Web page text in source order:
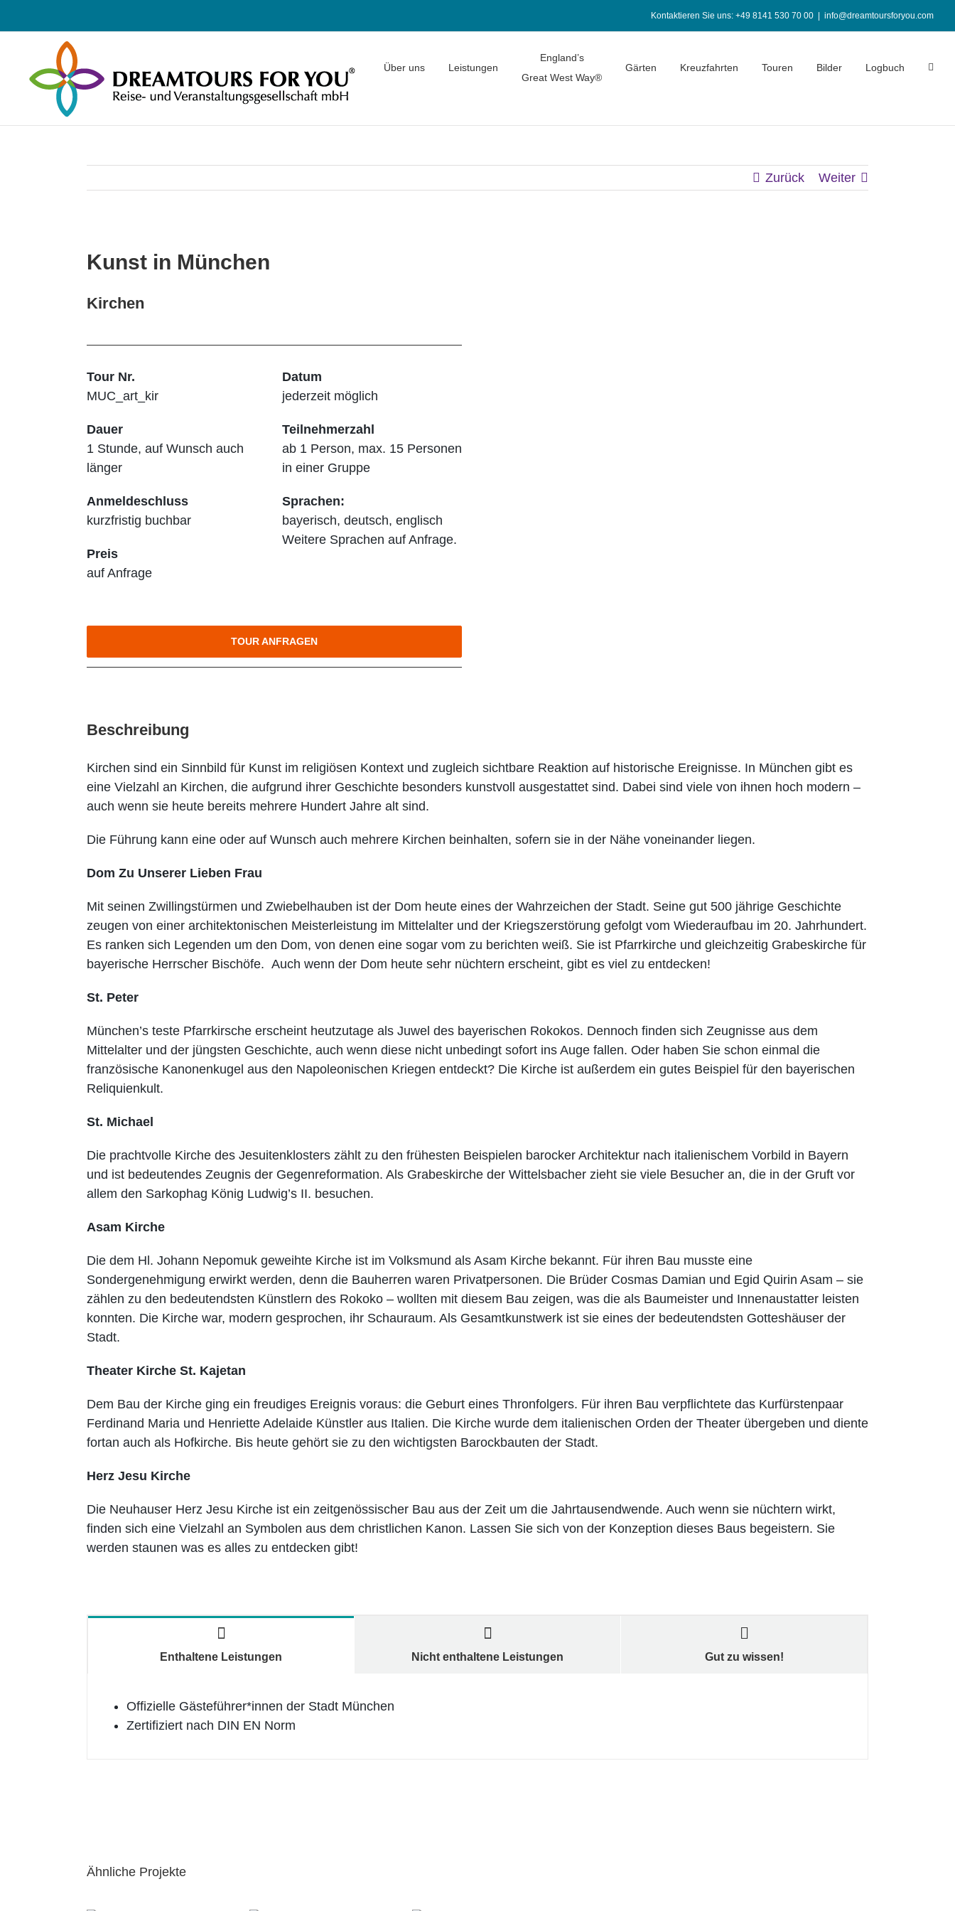
Inhalt
Kontaktieren Sie uns: +49 8141 530 70 00 info@dreamtoursforyou.com
Über uns Leistungen
England’s
Great West Way®
Gärten Kreuzfahrten Touren Bilder Logbuch
Zurück Weiter
Kunst in München
Kirchen
Tour Nr.
MUC_art_kir
Dauer
1 Stunde, auf Wunsch auch
länger
Anmeldeschluss
kurzfristig buchbar
Preis
auf Anfrage
Datum
jederzeit möglich
Teilnehmerzahl
ab 1 Person, max. 15 Personen
in einer Gruppe
Sprachen:
bayerisch, deutsch, englisch
Weitere Sprachen auf Anfrage.
TOUR ANFRAGEN
Beschreibung
Kirchen sind ein Sinnbild für Kunst im religiösen Kontext und zugleich sichtbare Reaktion auf historische Ereignisse. In München gibt es
eine Vielzahl an Kirchen, die aufgrund ihrer Geschichte besonders kunstvoll ausgestattet sind. Dabei sind viele von ihnen hoch modern –
auch wenn sie heute bereits mehrere Hundert Jahre alt sind.
Die Führung kann eine oder auf Wunsch auch mehrere Kirchen beinhalten, sofern sie in der Nähe voneinander liegen.
Dom Zu Unserer Lieben Frau
Mit seinen Zwillingstürmen und Zwiebelhauben ist der Dom heute eines der Wahrzeichen der Stadt. Seine gut 500 jährige Geschichte
zeugen von einer architektonischen Meisterleistung im Mittelalter und der Kriegszerstörung gefolgt vom Wiederaufbau im 20. Jahrhundert.
Es ranken sich Legenden um den Dom, von denen eine sogar vom zu berichten weiß. Sie ist Pfarrkirche und gleichzeitig Grabeskirche für
bayerische Herrscher Bischöfe. Auch wenn der Dom heute sehr nüchtern erscheint, gibt es viel zu entdecken!
St. Peter
München’s teste Pfarrkirsche erscheint heutzutage als Juwel des bayerischen Rokokos. Dennoch finden sich Zeugnisse aus dem
Mittelalter und der jüngsten Geschichte, auch wenn diese nicht unbedingt sofort ins Auge fallen. Oder haben Sie schon einmal die
französische Kanonenkugel aus den Napoleonischen Kriegen entdeckt? Die Kirche ist außerdem ein gutes Beispiel für den bayerischen
Reliquienkult.
St. Michael
Die prachtvolle Kirche des Jesuitenklosters zählt zu den frühesten Beispielen barocker Architektur nach italienischem Vorbild in Bayern
und ist bedeutendes Zeugnis der Gegenreformation. Als Grabeskirche der Wittelsbacher zieht sie viele Besucher an, die in der Gruft vor
allem den Sarkophag König Ludwig’s II. besuchen.
Asam Kirche
Die dem Hl. Johann Nepomuk geweihte Kirche ist im Volksmund als Asam Kirche bekannt. Für ihren Bau musste eine
Sondergenehmigung erwirkt werden, denn die Bauherren waren Privatpersonen. Die Brüder Cosmas Damian und Egid Quirin Asam – sie
zählen zu den bedeutendsten Künstlern des Rokoko – wollten mit diesem Bau zeigen, was die als Baumeister und Innenaustatter leisten
konnten. Die Kirche war, modern gesprochen, ihr Schauraum. Als Gesamtkunstwerk ist sie eines der bedeutendsten Gotteshäuser der
Stadt.
Theater Kirche St. Kajetan
Dem Bau der Kirche ging ein freudiges Ereignis voraus: die Geburt eines Thronfolgers. Für ihren Bau verpflichtete das Kurfürstenpaar
Ferdinand Maria und Henriette Adelaide Künstler aus Italien. Die Kirche wurde dem italienischen Orden der Theater übergeben und diente
fortan auch als Hofkirche. Bis heute gehört sie zu den wichtigsten Barockbauten der Stadt.
Herz Jesu Kirche
Die Neuhauser Herz Jesu Kirche ist ein zeitgenössischer Bau aus der Zeit um die Jahrtausendwende. Auch wenn sie nüchtern wirkt,
finden sich eine Vielzahl an Symbolen aus dem christlichen Kanon. Lassen Sie sich von der Konzeption dieses Baus begeistern. Sie
werden staunen was es alles zu entdecken gibt!
Enthaltene Leistungen Nicht enthaltene Leistungen Gut zu wissen!
Offizielle Gästeführer*innen der Stadt München
Zertifiziert nach DIN EN Norm
Ähnliche Projekte